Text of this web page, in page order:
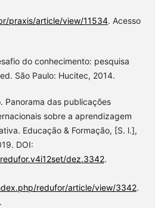
praxis/article/view/11534. Acesso
do conhecimento: pesquisa
São Paulo: Hucitec, 2014.
Panorama das publicações
sobre a aprendizagem
Educação & Formação, [S. l.],
DOI:
dez.3342.
redufor/article/view/3342.